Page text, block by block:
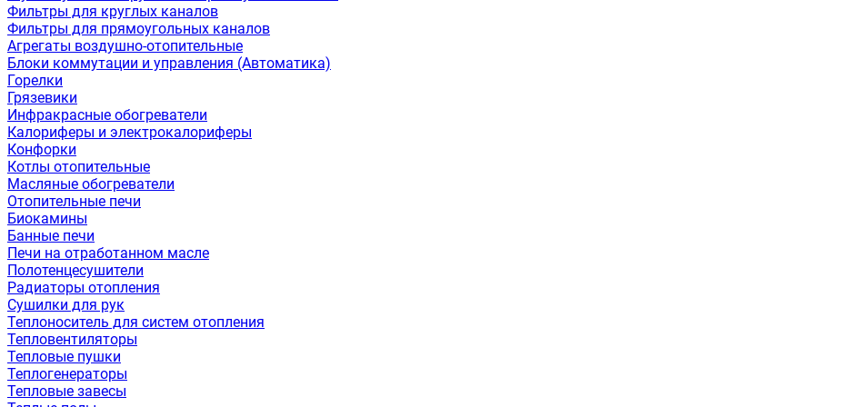
Фильтры для круглых каналов
Фильтры для прямоугольных каналов
Агрегаты воздушно-отопительные
Блоки коммутации и управления (Автоматика)
Горелки
Грязевики
Инфракрасные обогреватели
Калориферы и электрокалориферы
Конфорки
Котлы отопительные
Масляные обогреватели
Отопительные печи
Биокамины
Банные печи
Печи на отработанном масле
Полотенцесушители
Радиаторы отопления
Сушилки для рук
Теплоноситель для систем отопления
Тепловентиляторы
Тепловые пушки
Теплогенераторы
Тепловые завесы